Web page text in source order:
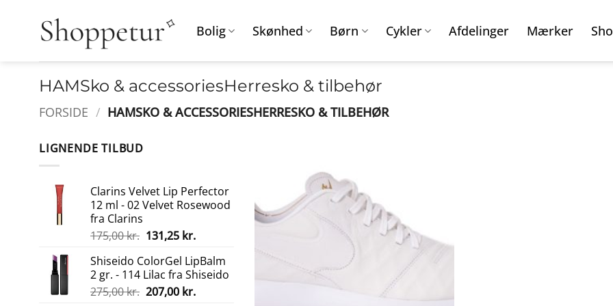
Bolig Skønhed Børn Cykler Afdelinger Mærker
HAMSko & accessoriesHerresko & tilbehør
FORSIDE / HAMSKO & ACCESSORIESHERRESKO & TILBEHØR
LIGNENDE TILBUD
Clarins Velvet Lip Perfector
12 ml - 02 Velvet Rosewood
fra Clarins
175,00kr. Den
pris
var:
175,00 kr..
131,25 kr.Den
pris
er:
131,25 kr..
Shiseido ColorGel LipBalm
2 gr. - 114 Lilac fra Shiseido
275,00kr. Den
207,00 kr.Den